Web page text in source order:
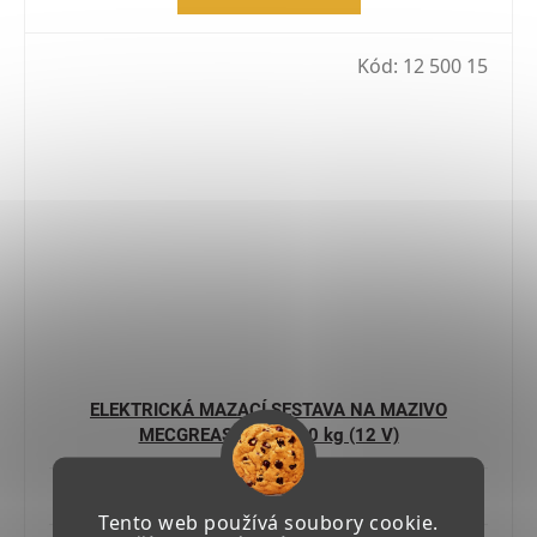
Tento web používá soubory cookie.
ELEKTRICKÁ MAZACÍ SESTAVA NA MAZIVO
MECGREASE 180-200 kg (12 V)
Skladem u výrobce 4-6 týdnů
Kód: 12 500 15